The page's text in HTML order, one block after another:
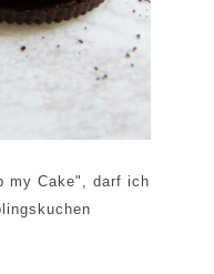
my Cake", darf ich